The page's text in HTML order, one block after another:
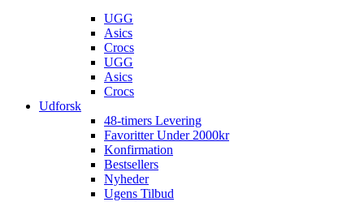
UGG
Asics
Crocs
UGG
Asics
Crocs
Udforsk
48-timers Levering
Favoritter Under 2000kr
Konfirmation
Bestsellers
Nyheder
Ugens Tilbud